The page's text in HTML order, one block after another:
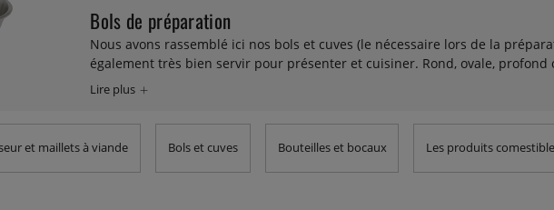
Bols de préparation
Nous avons rassemblé ici nos bols et cuves (le nécessaire lors de la
également très bien servir pour présenter et cuisiner. Rond, ovale,
porcelaine. Certains ont des supports en caoutchouc intelligents en
d’autres sont résistants au four, d’autres encore sont gradués et enfin
le plus et faites le plein !
et maillets à viande Bols et cuves Bouteilles et bocaux Les produits